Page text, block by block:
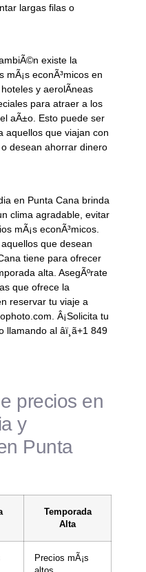
largas filas o
existe la
econÃ³micos en
y aerolÃ­neas
para atraer a los
aÃ±o. Esto puede ser
aquellos que viajan con
desean ahorrar dinero
en Punta Cana brinda
clima agradable, evitar
mÃ¡s econÃ³micos.
que desean
tiene para ofrecer
alta. AsegÃºrate
que ofrece la
reservar tu viaje a
Â¡Solicita tu
al âï¸ã+1 849
precios en
y
Punta
Temporada
Alta
Precios mÃ¡s